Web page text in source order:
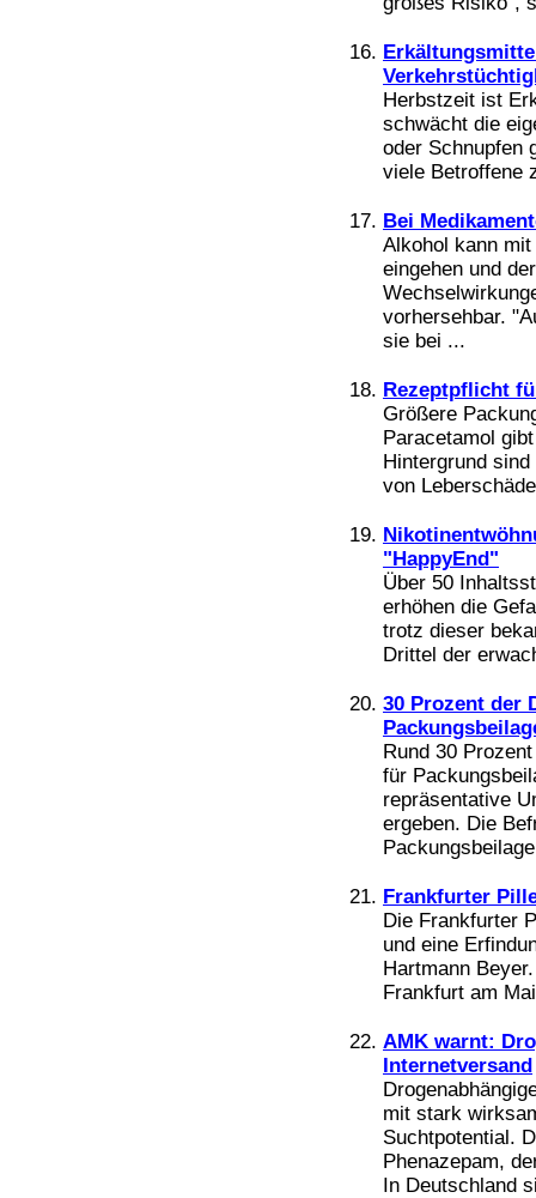
Herbstzeit ist
schwächt die
oder Schnupfen
viele Betroffene
Bei
Alkohol kann
eingehen und
vorhersehbar.
sie bei ...
Rezeptpflicht
Größere
Paracetamol
Hintergrund
von
"HappyEnd"
Über 50
erhöhen die
trotz dieser
Drittel der
30 Prozent der
Rund 30
für
repräsentative
ergeben. Die
Frankfurter
Die Frankfurter
und eine
Hartmann
Frankfurt am
AMK warnt:
Internetversand
mit stark
Suchtpotential.
Phenazepam,
In Deutschland